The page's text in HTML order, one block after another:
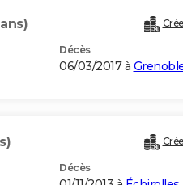
Décès
06/03/2017 à
Décès